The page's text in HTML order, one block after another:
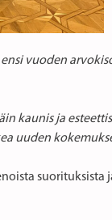
vuoden
kaunis ja
uuden
suorituksista